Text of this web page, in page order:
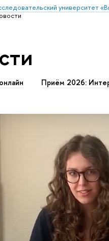
университет
Приём 2026: